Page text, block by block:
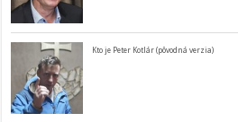
Kto je Peter Kotlár (pôvodná verzia)